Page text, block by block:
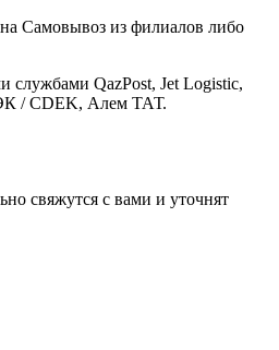
Самовывоз из филиалов либо
службами QazPost, Jet Logistic,
/ CDEK, Алем ТАТ.
свяжутся с вами и уточнят